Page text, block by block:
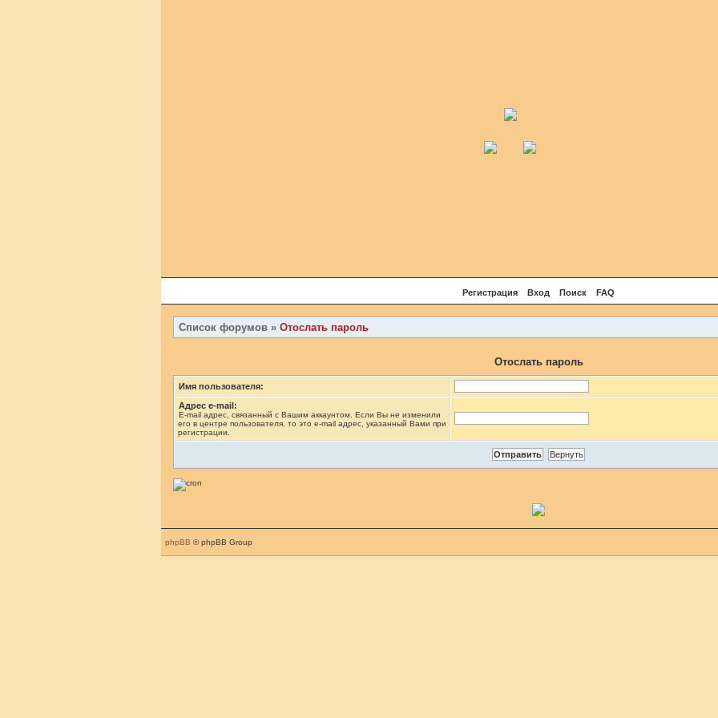
Регистрация Вход Поиск FAQ
Список форумов » Отослать пароль
Отослать пароль
Имя пользователя:
Адрес e-mail:
E-mail адрес, связанный с Вашим аккаунтом. Если Вы не изменили
его в центре пользователя, то это e-mail адрес, указанный Вами при
регистрации.
phpBB © phpBB Group